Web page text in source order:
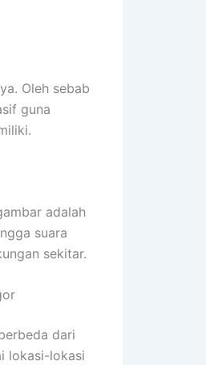
Oleh sebab
guna
adalah
suara
sekitar.
dari
lokasi-lokasi